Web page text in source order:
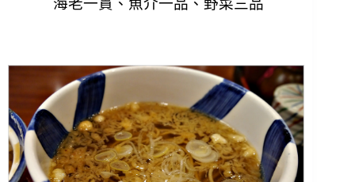
海老一貫、魚介一品、野菜三品